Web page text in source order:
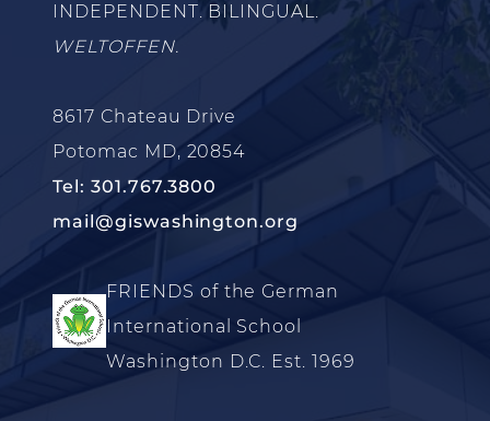
INDEPENDENT. BILINGUAL.
WELTOFFEN.
8617 Chateau Drive
Potomac MD, 20854
Tel: 301.767.3800
mail@giswashington.org
FRIENDS of the German
International School
Washington D.C. Est. 1969